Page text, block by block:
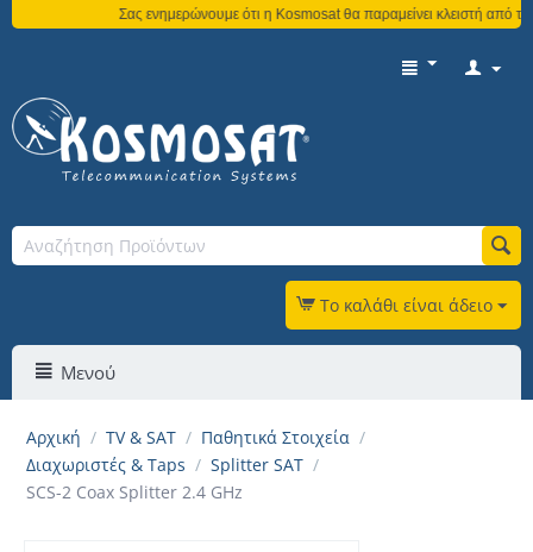
Σας ενημερώνουμε ότι η Kosmosat θα παραμείνει κλειστή από
Το καλάθι είναι άδειο
Μενού
Αρχική / TV & SAT / Παθητικά Στοιχεία /
Διαχωριστές & Taps / Splitter SAT /
SCS-2 Coax Splitter 2.4 GHz